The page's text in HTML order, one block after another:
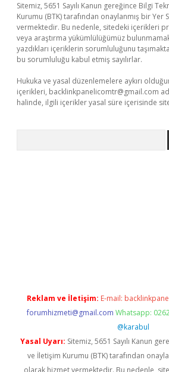
Sitemiz, 5651 Sayılı Kanun gereğince Bilgi
Kurumu (BTK) tarafından onaylanmış bir Yer
vermektedir. Bu nedenle, sitedeki içerikleri
veya araştırma yükümlülüğümüz
yazdıkları içeriklerin sorumluluğunu
bu sorumluluğu kabul etmiş sayılırlar.
Hukuka ve yasal düzenlemelere aykırı
içerikleri, backlinkpanelicomtr@gmail.com
halinde, ilgili içerikler yasal süre içerisinde
Reklam ve İletişim: E-mail:
forumhizmeti@gmail.com Whatsapp:
@karabul
Yasal Uyarı: Sitemiz, 5651 Sayılı Kanun
ve İletişim Kurumu (BTK) tarafından
olarak hizmet vermektedir. Bu nedenle,